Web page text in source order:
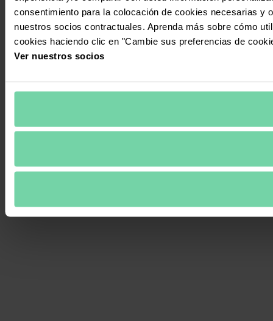
consentimiento para la colocación de cookies necesarias
nuestros socios contractuales. Aprenda más sobre cómo
cookies haciendo clic en "Cambie sus preferencias de
Ver nuestros socios